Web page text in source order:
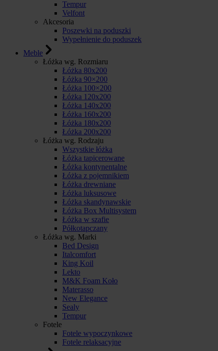
Tempur
Velfont
Akcesoria
Poszewki na poduszki
Wypełnienie do poduszek
Meble
Łóżka wg. Rozmiaru
Łóżka 80x200
Łóżka 90×200
Łóżka 100×200
Łóżka 120x200
Łóżka 140x200
Łóżka 160x200
Łóżka 180x200
Łóżka 200x200
Łóżka wg. Rodzaju
Wszystkie łóżka
Łóżka tapicerowane
Łóżka kontynentalne
Łóżka z pojemnikiem
Łóżka drewniane
Łóżka luksusowe
Łóżka skandynawskie
Łóżka Box Multisystem
Łóżka w szafie
Półkotapczany
Łóżka wg. Marki
Bed Design
Italcomfort
King Koil
Lekto
M&K Foam Koło
Materasso
New Elegance
Sealy
Tempur
Fotele
Fotele wypoczynkowe
Fotele relaksacyjne